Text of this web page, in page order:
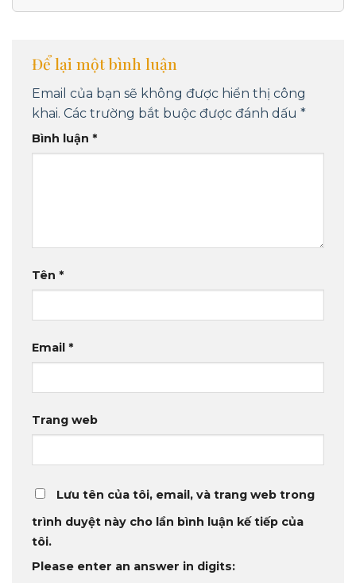
Để lại một bình luận
Email của bạn sẽ không được hiển thị công
khai. Các trường bắt buộc được đánh dấu *
Bình luận *
Tên *
Email *
Trang web
Lưu tên của tôi, email, và trang web trong
trình duyệt này cho lần bình luận kế tiếp của
tôi.
Please enter an answer in digits: